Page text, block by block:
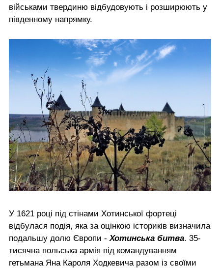
військами твердиню відбудовують і розширюють у
південному напрямку.
У 1621 році під стінами Хотинської фортеці
відбулася подія, яка за оцінкою істориків визначила
подальшу долю Європи - Хотинська битва. 35-
тисячна польська армія під командуванням
гетьмана Яна Кароля Ходкевича разом із своїми